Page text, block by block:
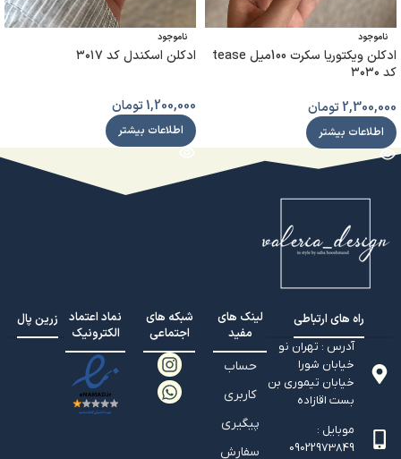
ناموجود
ادکلن ویکتوریا سکرت 100میل tease
کد ۳۰۳۰
2,300,000تومان
اطلاعات بیشتر
ناموجود
ادکلن اسکندل کد ۳۰۱۷
1,200,000تومان
اطلاعات بیشتر
راه های ارتباطی
آدرس : تهران نو
خیابان شورا
خیابان تيموري بن
بست اقازاده
موبایل :
09022973849
لینک های
مفید
حساب
کاربری
پیگیری
سفارش
شبکه های
اجتماعی
نماد اعتماد
الکترونیک
زرین پال